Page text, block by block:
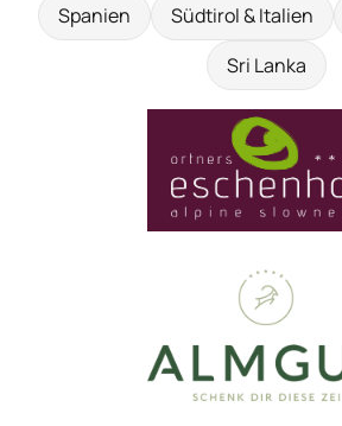
Spanien
Südtirol & Italien
Sri Lanka